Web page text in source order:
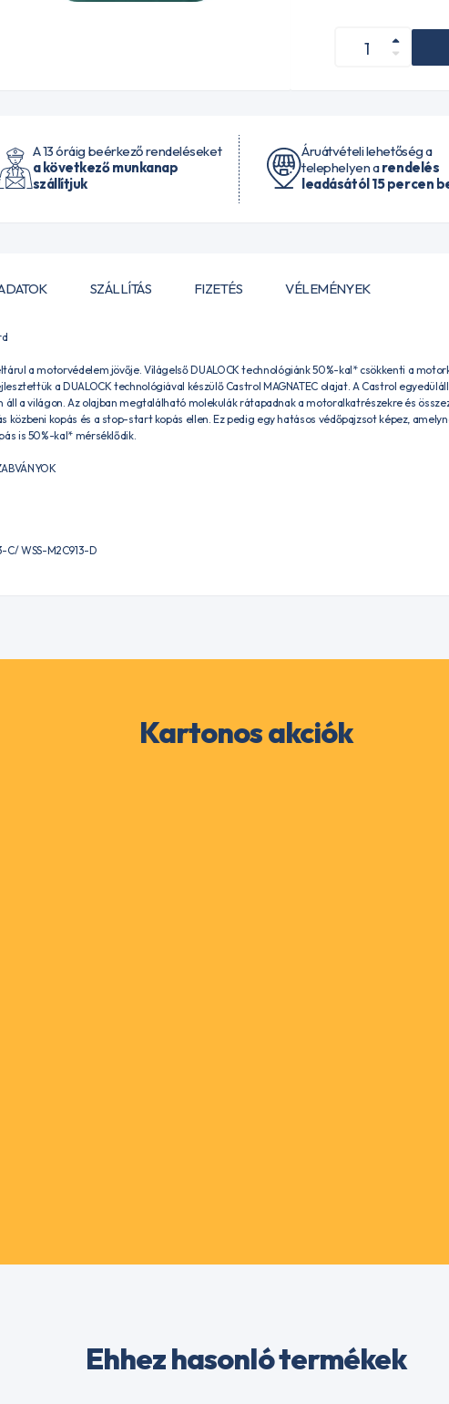
A 13 óráig beérkező rendeléseket
a következő munkanap
szállítjuk
Áruátvételi lehetőség a
telephelyen arendelés
leadásától 15 percen
SZÁLLÍTÁS FIZETÉS VÉLEMÉNYEK
a motorvédelem jövője. Világelső DUALOCK technológiánk 50%-kal* csökkenti a
a DUALOCK technológiával készülő Castrol MAGNATEC olajat. A Castrol
áll a világon. Az olajban megtalálható molekulák rátapadnak a motoralkatrészekre és
közbeni kopás és a stop-start kopás ellen. Ez pedig egy hatásos védőpajzsot képez,
is 50%-kal* mérséklődik.
C/ WSS-M2C913-D
Kartonos akciók
Ehhez hasonló termékek